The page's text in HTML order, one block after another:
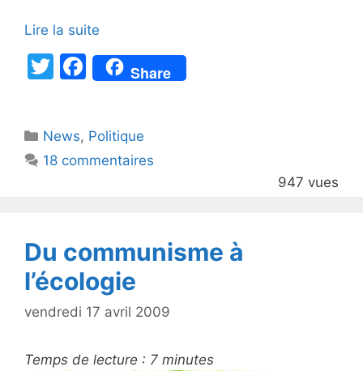
Lire la suite
T
er
F
a
e
b
k
Share
Catégories
News, Politique
18 commentaires
947 vues
Du communisme à
l’écologie
vendredi 17 avril 2009
Temps de lecture : 7 minutes